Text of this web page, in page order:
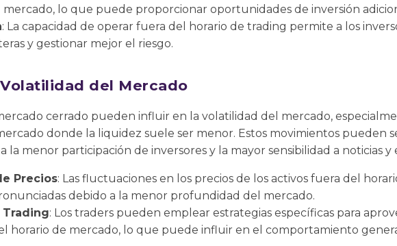
lo que puede proporcionar oportunidades de inversión
: La capacidad de operar fuera del horario de trading permite a los
y gestionar mejor el riesgo.
del Mercado
cerrado pueden influir en la volatilidad del mercado,
donde la liquidez suele ser menor. Estos movimientos pueden
la menor participación de inversores y la mayor sensibilidad a noticias y
Precios: Las fluctuaciones en los precios de los activos fuera del
debido a la menor profundidad del mercado.
Trading: Los traders pueden emplear estrategias específicas para
horario de mercado, lo que puede influir en el comportamiento